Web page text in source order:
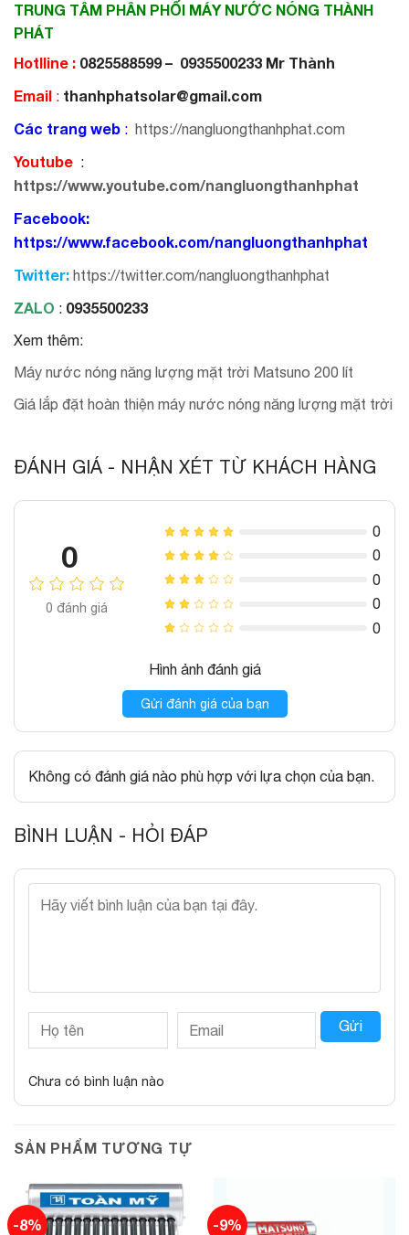
TRUNG TÂM PHÂN PHỐI MÁY NƯỚC NÓNG THÀNH
PHÁT
Hotlline : 0825588599 – 0935500233 Mr Thành
Email : thanhphatsolar@gmail.com
Các trang web : https://nangluongthanhphat.com
Youtube :
https://www.youtube.com/nangluongthanhphat
Facebook:
https://www.facebook.com/nangluongthanhphat
Twitter: https://twitter.com/nangluongthanhphat
ZALO : 0935500233
Xem thêm:
Máy nước nóng năng lượng mặt trời Matsuno 200 lít
Giá lắp đặt hoàn thiện máy nước nóng năng lượng mặt trời
ĐÁNH GIÁ - NHẬN XÉT TỪ KHÁCH HÀNG
0
0 đánh giá
0
0
0
0
0
Hình ảnh đánh giá
Gửi đánh giá của bạn
Không có đánh giá nào phù hợp với lựa chọn của bạn.
BÌNH LUẬN - HỎI ĐÁP
Gửi
Chưa có bình luận nào
SẢN PHẨM TƯƠNG TỰ
-8% -9%